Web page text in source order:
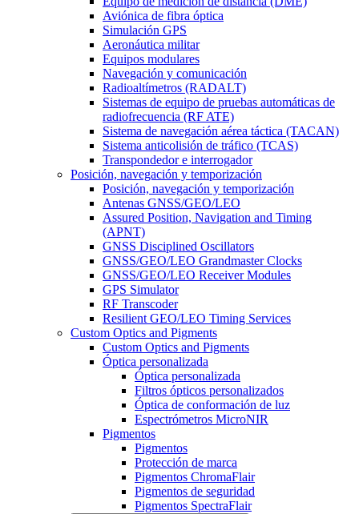
Aviónica de fibra óptica
Simulación GPS
Aeronáutica militar
Equipos modulares
Navegación y comunicación
Radioaltímetros (RADALT)
Sistemas de equipo de pruebas automáticas de
radiofrecuencia (RF ATE)
Sistema de navegación aérea táctica (TACAN)
Sistema anticolisión de tráfico (TCAS)
Transpondedor e interrogador
Posición, navegación y temporización
Posición, navegación y temporización
Antenas GNSS/GEO/LEO
Assured Position, Navigation and Timing
(APNT)
GNSS Disciplined Oscillators
GNSS/GEO/LEO Grandmaster Clocks
GNSS/GEO/LEO Receiver Modules
GPS Simulator
RF Transcoder
Resilient GEO/LEO Timing Services
Custom Optics and Pigments
Custom Optics and Pigments
Óptica personalizada
Óptica personalizada
Filtros ópticos personalizados
Óptica de conformación de luz
Espectrómetros MicroNIR
Pigmentos
Pigmentos
Protección de marca
Pigmentos ChromaFlair
Pigmentos de seguridad
Pigmentos SpectraFlair